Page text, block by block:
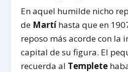
En aquel humilde nicho
de Martíhasta que en
reposo más acorde con la
capital de su figura. El
recuerda al Templete